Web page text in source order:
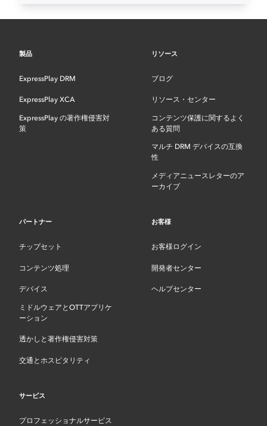
製品
ExpressPlay DRM
ExpressPlay XCA
ExpressPlay の著作権侵害対
策
リソース
ブログ
リソース・センター
コンテンツ保護に関するよく
ある質問
マルチ DRM デバイスの互換
性
メディアニュースレターのア
ーカイブ
パートナー
チップセット
コンテンツ処理
デバイス
ミドルウェアとOTTアプリケ
ーション
透かしと著作権侵害対策
交通とホスピタリティ
お客様
お客様ログイン
開発者センター
ヘルプセンター
サービス
プロフェッショナルサービス